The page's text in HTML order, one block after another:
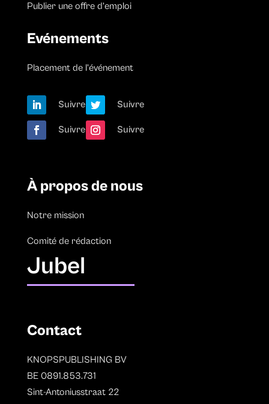
Publier une offre d’emploi
Evénements
Placement de l’événement
Suivre Suivre
Suivre Suivre
À propos de nous
Notre mission
Comité de rédaction
Jubel
Contact
KNOPSPUBLISHING BV
BE 0891.853.731
Sint-Antoniusstraat 22